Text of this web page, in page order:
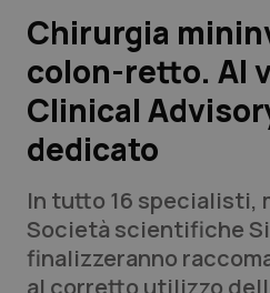
Lavoro e Professioni
Scienza e Farmaci
Studi e Analisi
Lettere al direttore
Edizioni Regionali
Chirurgia
colon-retto. Al
Clinical
dedicato
In tutto 16 specialisti,
Società scientifiche
finalizzeranno
al corretto utilizzo